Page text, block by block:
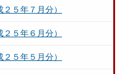
５年７月分）
５年６月分）
５年５月分）